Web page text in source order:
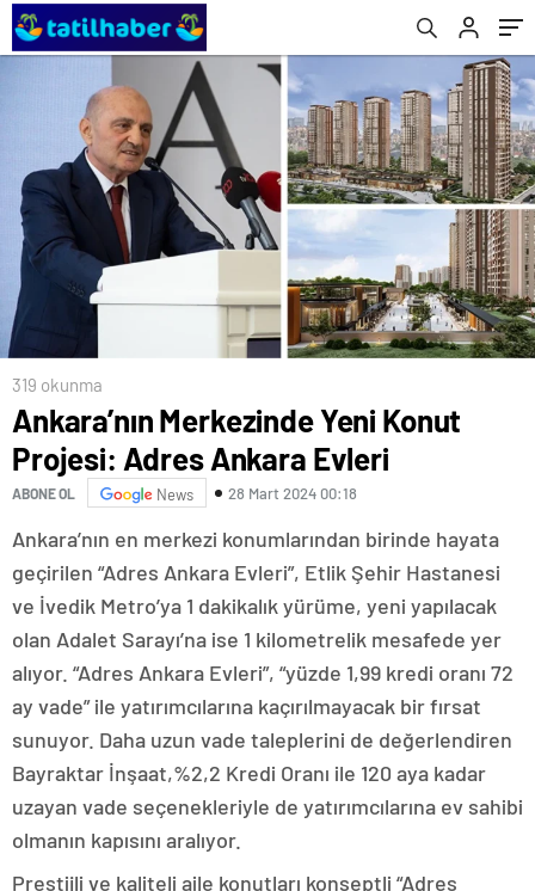
319 okunma
Ankara’nın Merkezinde Yeni Konut
Projesi: Adres Ankara Evleri
ABONE OL News 28 Mart 2024 00:18
Ankara’nın en merkezi konumlarından birinde hayata
geçirilen “Adres Ankara Evleri”, Etlik Şehir Hastanesi
ve İvedik Metro’ya 1 dakikalık yürüme, yeni yapılacak
olan Adalet Sarayı’na ise 1 kilometrelik mesafede yer
alıyor. “Adres Ankara Evleri”, “yüzde 1,99 kredi oranı 72
ay vade” ile yatırımcılarına kaçırılmayacak bir fırsat
sunuyor. Daha uzun vade taleplerini de değerlendiren
Bayraktar İnşaat,%2,2 Kredi Oranı ile 120 aya kadar
uzayan vade seçenekleriyle de yatırımcılarına ev sahibi
olmanın kapısını aralıyor.
Prestijli ve kaliteli aile konutları konseptli “Adres